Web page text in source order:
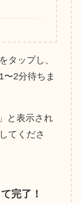
タップし、
〜2分待ちま
と表示され
てくださ
完了！